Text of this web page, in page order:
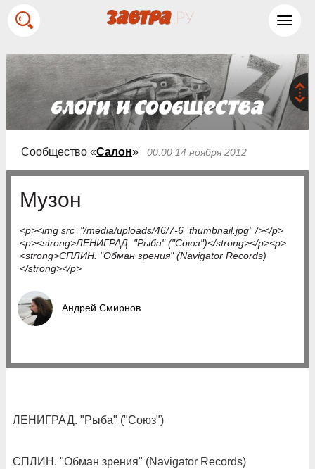
Сообщество «Салон» 00:00 14 ноября 2012
Музон
<p><img src="/media/uploads/46/7-6_thumbnail.jpg" /></p>
<p><strong>ЛЕНИГРАД. "Рыба" ("Союз")</strong></p><p>
<strong>СПЛИН. "Обман зрения" (Navigator Records)
</strong></p>
Андрей Смирнов
ЛЕНИГРАД. "Рыба" ("Союз")
СПЛИН. "Обман зрения" (Navigator Records)